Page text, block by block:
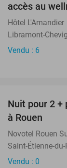
TODAY
accès au
Hôtel L'Amandier
Libramont-
Vendu : 6
Nuit pour 2
à Rouen
Novotel Rouen
Saint-Étienne-
Vendu : 0